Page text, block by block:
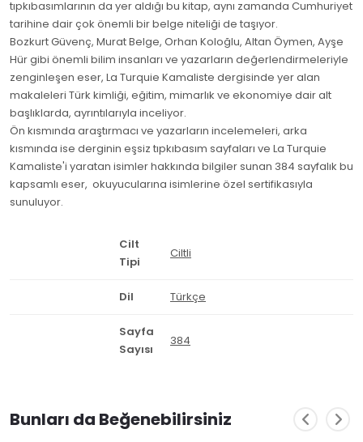
tıpkıbasımlarının da yer aldığı bu kitap, aynı zamanda Cumhuriyet
tarihine dair çok önemli bir belge niteliği de taşıyor.
Bozkurt Güvenç, Murat Belge, Orhan Koloğlu, Altan Öymen, Ayşe
Hür gibi önemli bilim insanları ve yazarların değerlendirmeleriyle
zenginleşen eser, La Turquie Kamaliste dergisinde yer alan
makaleleri Türk kimliği, eğitim, mimarlık ve ekonomiye dair alt
başlıklarda, ayrıntılarıyla inceliyor.
Ön kısmında araştırmacı ve yazarların incelemeleri, arka
kısmında ise derginin eşsiz tıpkıbasım sayfaları ve La Turquie
Kamaliste'i yaratan isimler hakkında bilgiler sunan 384 sayfalık bu
kapsamlı eser, okuyucularına isimlerine özel sertifikasıyla
sunuluyor.
Cilt
Tipi
Ciltli
Dil Türkçe
Sayfa
Sayısı
384
Bunları da Beğenebilirsiniz